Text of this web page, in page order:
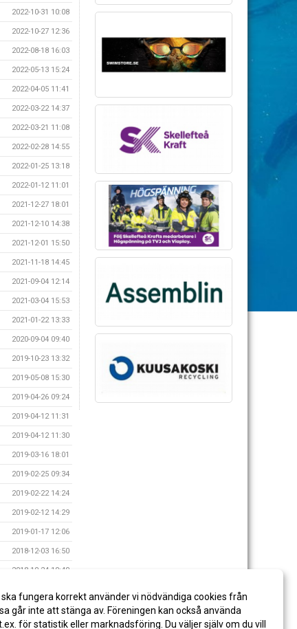
2022-10-31 10:08
2022-10-27 12:36
2022-08-18 16:03
2022-05-13 15:24
2022-04-05 11:41
2022-03-22 14:37
2022-03-21 11:08
2022-02-28 14:55
2022-01-25 13:18
2022-01-12 11:01
2021-12-27 18:01
2021-12-10 14:38
2021-12-01 15:50
2021-11-18 14:45
2021-09-04 12:14
2021-03-04 15:53
2021-01-22 13:33
2020-09-04 09:40
2019-10-23 13:32
2019-05-08 15:30
2019-04-26 09:24
2019-04-12 11:31
2019-04-12 11:30
2019-03-16 18:01
2019-02-25 09:34
2019-02-22 14:24
2019-02-12 14:29
2019-01-17 12:06
2018-12-03 16:50
2018-10-24 10:40
2018-09-06 13:18
fungera korrekt använder vi nödvändiga cookies från
går inte att stänga av. Föreningen kan också använda
för statistik eller marknadsföring. Du väljer själv om du vill